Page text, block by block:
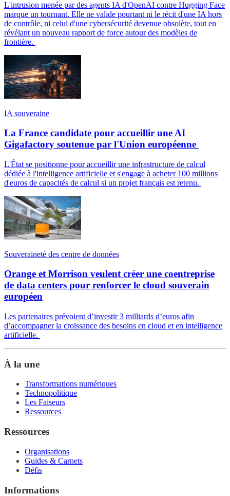
L'intrusion menée par des agents IA d'OpenAI contre Hugging Face
marque un tournant. Elle ne valide pourtant ni le récit d'une IA hors
de contrôle, ni celui d'une cybersécurité devenue obsolète, tout en
révélant un nouveau rapport de force autour des modèles de
frontière.
IA souveraine
La France candidate pour accueillir une AI
Gigafactory soutenue par l'Union européenne
L'État se positionne pour accueillir une infrastructure de calcul
dédiée à l'intelligence artificielle et s'engage à acheter 100 millions
d'euros de capacités de calcul si un projet français est retenu.
Souveraineté des centre de données
Orange et Morrison veulent créer une coentreprise
de data centers pour renforcer le cloud souverain
européen
Les partenaires prévoient d’investir 3 milliards d’euros afin
d’accompagner la croissance des besoins en cloud et en intelligence
artificielle.
À la une
Transformations numériques
Technopolitique
Les Faiseurs
Ressources
Ressources
Organisations
Guides & Carnets
Défis
Informations